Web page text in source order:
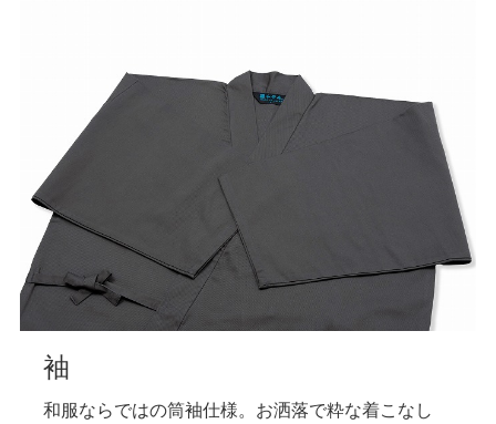
袖
和服ならではの筒袖仕様。お洒落で粋な着こなし